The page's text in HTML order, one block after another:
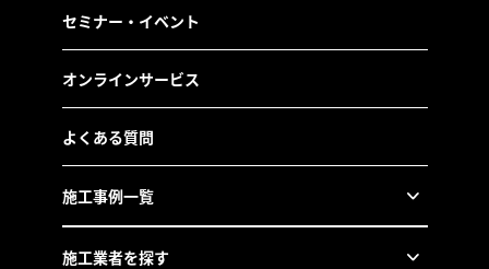
セミナー・イベント
オンラインサービス
よくある質問
施工事例一覧
施工業者を探す